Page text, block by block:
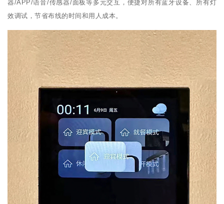
器/APP/语音/传感器/面板等多元交互，便捷对所有蓝牙设备、所有灯
效调试，节省布线的时间和用人成本。